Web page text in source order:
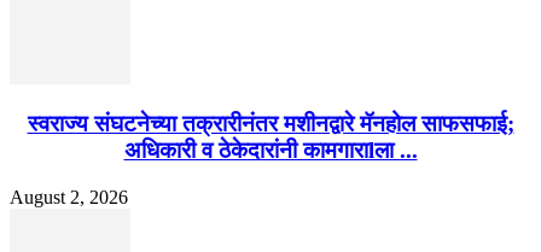
स्वराज्य संघटनेच्या तक्रारीनंतर मशीनद्वारे मॅनहोल साफसफाई;
अधिकारी व ठेकेदारांनी कामगाराlला ...
August 2, 2026